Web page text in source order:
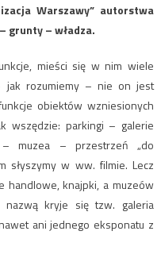
Warszawy” autorstwa
grunty – władza.
mieści się w nim wiele
jak rozumiemy – nie on jest
obiektów wzniesionych
wszędzie: parkingi – galerie
muzea – przestrzeń „do
słyszymy w ww. filmie. Lecz
handlowe, knajpki, a muzeów
kryje się tzw. galeria
ani jednego eksponatu z